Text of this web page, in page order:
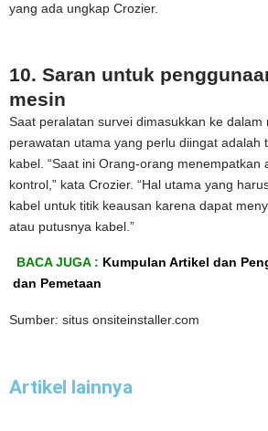
yang ada ungkap Crozier.
10. Saran untuk
mesin
Saat peralatan survei dimasukkan ke dalam
perawatan utama yang perlu diingat adalah
kabel. “Saat ini Orang-orang menempatkan
kontrol,” kata Crozier. “Hal utama yang
kabel untuk titik keausan karena dapat
atau putusnya kabel.”
BACA JUGA : Kumpulan Artikel dan
dan Pemetaan
Sumber: situs onsiteinstaller.com
Artikel lainnya